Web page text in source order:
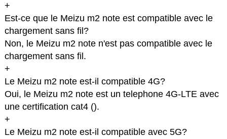
+
Est-ce que le Meizu m2 note est compatible avec le
chargement sans fil?
Non, le Meizu m2 note n'est pas compatible avec le
chargement sans fil.
+
Le Meizu m2 note est-il compatible 4G?
Oui, le Meizu m2 note est un telephone 4G-LTE avec
une certification cat4 ().
+
Le Meizu m2 note est-il compatible avec 5G?